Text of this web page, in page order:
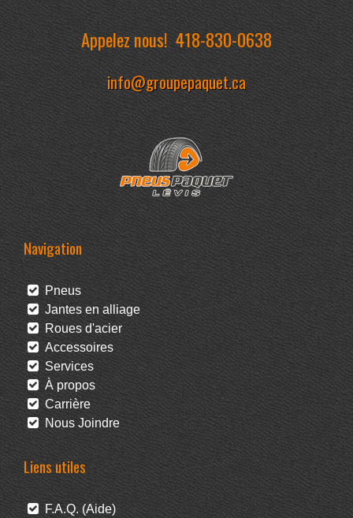
Appelez nous!418-830-0638
info@groupepaquet.ca
Navigation
Pneus
Jantes en alliage
Roues d'acier
Accessoires
Services
À propos
Carrière
Nous Joindre
Liens utiles
F.A.Q. (Aide)